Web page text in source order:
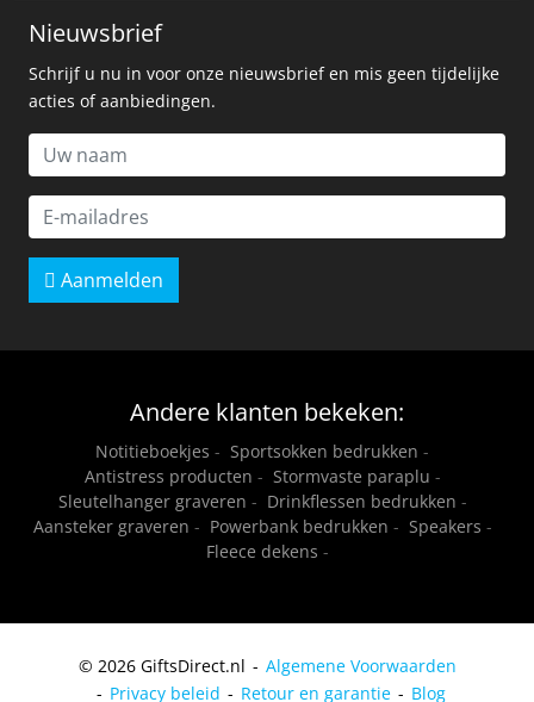
Nieuwsbrief
Schrijf u nu in voor onze nieuwsbrief en mis geen tijdelijke
acties of aanbiedingen.
Aanmelden
Andere klanten bekeken:
Notitieboekjes - Sportsokken bedrukken -
Antistress producten - Stormvaste paraplu -
Sleutelhanger graveren - Drinkflessen bedrukken -
Aansteker graveren - Powerbank bedrukken - Speakers -
Fleece dekens -
© 2026 GiftsDirect.nl
Algemene Voorwaarden
Privacy beleid
Retour en garantie Blog